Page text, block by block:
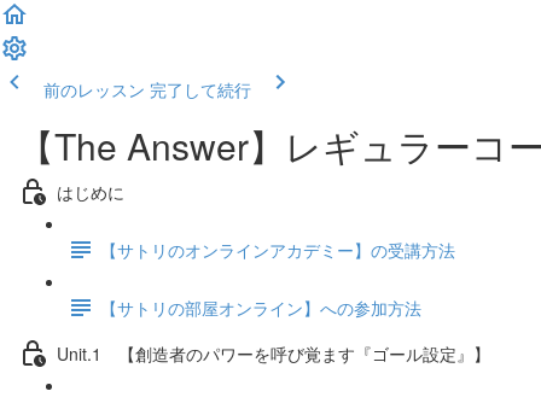
前のレッスン 完了して続行
【The Answer】レギュラーコ
はじめに
【サトリのオンラインアカデミー】の受講方法
【サトリの部屋オンライン】への参加方法
Unit.1 【創造者のパワーを呼び覚ます『ゴール設定』】